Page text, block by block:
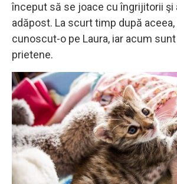
început să se joace cu îngrijitorii şi
adăpost. La scurt timp după aceea,
cunoscut-o pe Laura, iar acum
prietene.